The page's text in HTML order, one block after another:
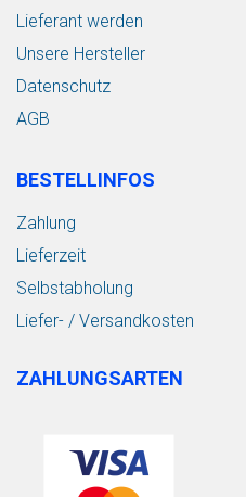
Lieferant werden
Unsere Hersteller
Datenschutz
AGB
BESTELLINFOS
Zahlung
Lieferzeit
Selbstabholung
Liefer- / Versandkosten
ZAHLUNGSARTEN